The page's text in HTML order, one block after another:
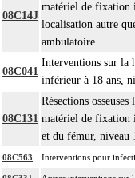
08C14J
matériel de fixation
localisation autre
ambulatoire
08C041
Interventions sur la
inférieur à 18 ans,
08C131
Résections
matériel de fixation
et du fémur, niveau
08C563 Interventions pour